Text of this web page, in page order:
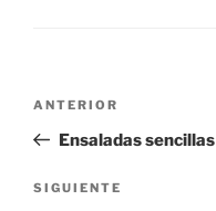
entradas
Entrada
anterior:
ANTERIOR
Ensaladas sencillas
Siguiente
SIGUIENTE